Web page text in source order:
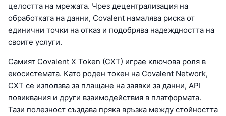
целостта на мрежата. Чрез децентрализация на
обработката на данни, Covalent намалява риска от
единични точки на отказ и подобрява надеждността на
своите услуги.
Самият Covalent X Token (CXT) играе ключова роля в
екосистемата. Като роден токен на Covalent Network,
CXT се използва за плащане на заявки за данни, API
повиквания и други взаимодействия в платформата.
Тази полезност създава пряка връзка между стойността